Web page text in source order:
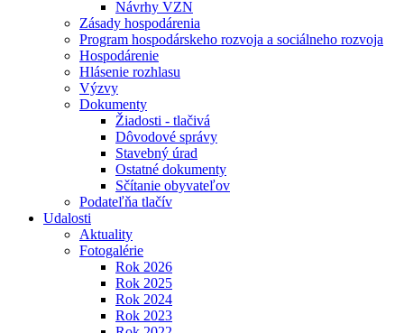
Návrhy VZN
Zásady hospodárenia
Program hospodárskeho rozvoja a sociálneho rozvoja
Hospodárenie
Hlásenie rozhlasu
Výzvy
Dokumenty
Žiadosti - tlačivá
Dôvodové správy
Stavebný úrad
Ostatné dokumenty
Sčítanie obyvateľov
Podateľňa tlačív
Udalosti
Aktuality
Fotogalérie
Rok 2026
Rok 2025
Rok 2024
Rok 2023